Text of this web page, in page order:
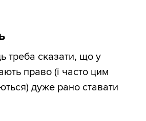
треба сказати, що у
право (і часто цим
дуже рано ставати